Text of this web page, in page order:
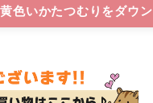
色いかたつむり